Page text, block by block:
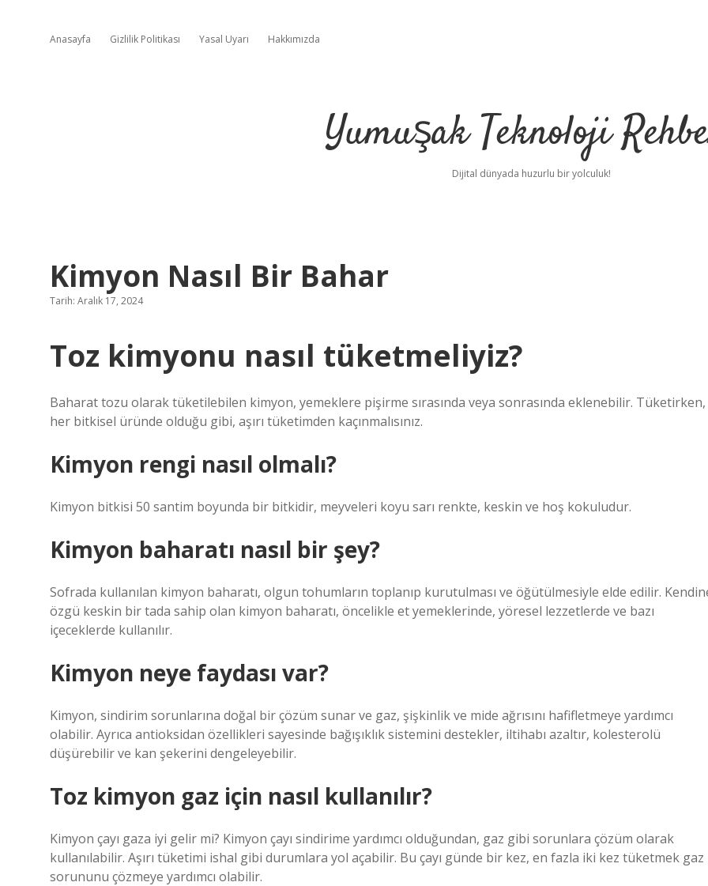
Anasayfa Gizlilik Politikası Yasal Uyarı Hakkımızda
Yumuşak Teknoloji
Dijital dünyada huzurlu bir yolculuk!
Kimyon Nasıl Bir Bahar
Tarih: Aralık 17, 2024
Toz kimyonu nasıl tüketmeliyiz?
Baharat tozu olarak tüketilebilen kimyon, yemeklere pişirme sırasında veya sonrasında eklenebilir. Tüketirken,
her bitkisel üründe olduğu gibi, aşırı tüketimden kaçınmalısınız.
Kimyon rengi nasıl olmalı?
Kimyon bitkisi 50 santim boyunda bir bitkidir, meyveleri koyu sarı renkte, keskin ve hoş kokuludur.
Kimyon baharatı nasıl bir şey?
Sofrada kullanılan kimyon baharatı, olgun tohumların toplanıp kurutulması ve öğütülmesiyle elde edilir.
özgü keskin bir tada sahip olan kimyon baharatı, öncelikle et yemeklerinde, yöresel lezzetlerde ve bazı
içeceklerde kullanılır.
Kimyon neye faydası var?
Kimyon, sindirim sorunlarına doğal bir çözüm sunar ve gaz, şişkinlik ve mide ağrısını hafifletmeye yardımcı
olabilir. Ayrıca antioksidan özellikleri sayesinde bağışıklık sistemini destekler, iltihabı azaltır, kolesterolü
düşürebilir ve kan şekerini dengeleyebilir.
Toz kimyon gaz için nasıl kullanılır?
Kimyon çayı gaza iyi gelir mi? Kimyon çayı sindirime yardımcı olduğundan, gaz gibi sorunlara çözüm olarak
kullanılabilir. Aşırı tüketimi ishal gibi durumlara yol açabilir. Bu çayı günde bir kez, en fazla iki kez tüketmek gaz
sorununu çözmeye yardımcı olabilir.